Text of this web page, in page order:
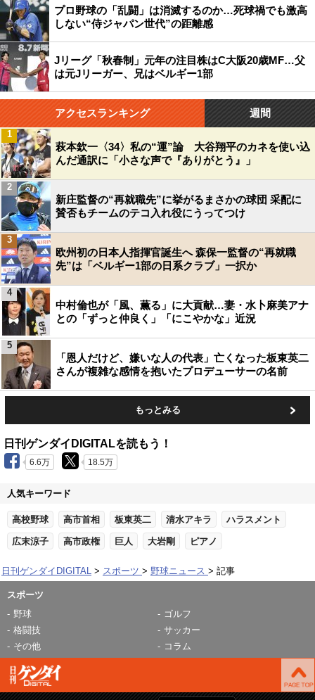
プロ野球の「乱闘」は消滅するのか…死球禍でも激高
しない“侍ジャパン世代”の距離感
Jリーグ「秋春制」元年の注目株はC大阪20歳MF…父
は元Jリーガー、兄はベルギー1部
アクセスランキング 週間
萩本欽一〈34〉私の“運”論 大谷翔平のカネを使い込
んだ通訳に「小さな声で『ありがとう』」
1
新庄監督の“再就職先”に挙がるまさかの球団 采配に
賛否もチームのテコ入れ役にうってつけ
2
欧州初の日本人指揮官誕生へ 森保一監督の“再就職
先”は「ベルギー1部の日系クラブ」一択か
3
中村倫也が「風、薫る」に大貢献…妻・水卜麻美アナ
との「ずっと仲良く」「にこやかな」近況
4
「恩人だけど、嫌いな人の代表」亡くなった板東英二
さんが複雑な感情を抱いたプロデューサーの名前
5
もっとみる
日刊ゲンダイDIGITALを読もう！
6.6万 18.5万
人気キーワード
高校野球 高市首相 板東英二 清水アキラ ハラスメント
広末涼子 高市政権 巨人 大岩剛 ピアノ
日刊ゲンダイDIGITAL スポーツ 野球ニュース 記事
スポーツ
野球
ゴルフ
格闘技
サッカー
その他
コラム